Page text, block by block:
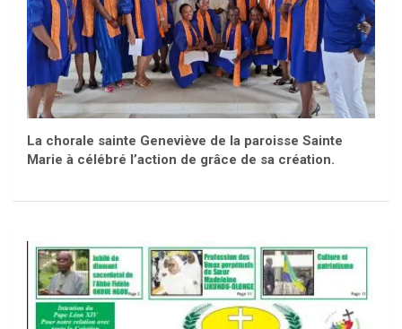
La chorale sainte Geneviève de la paroisse Sainte
Marie à célébré l’action de grâce de sa création.